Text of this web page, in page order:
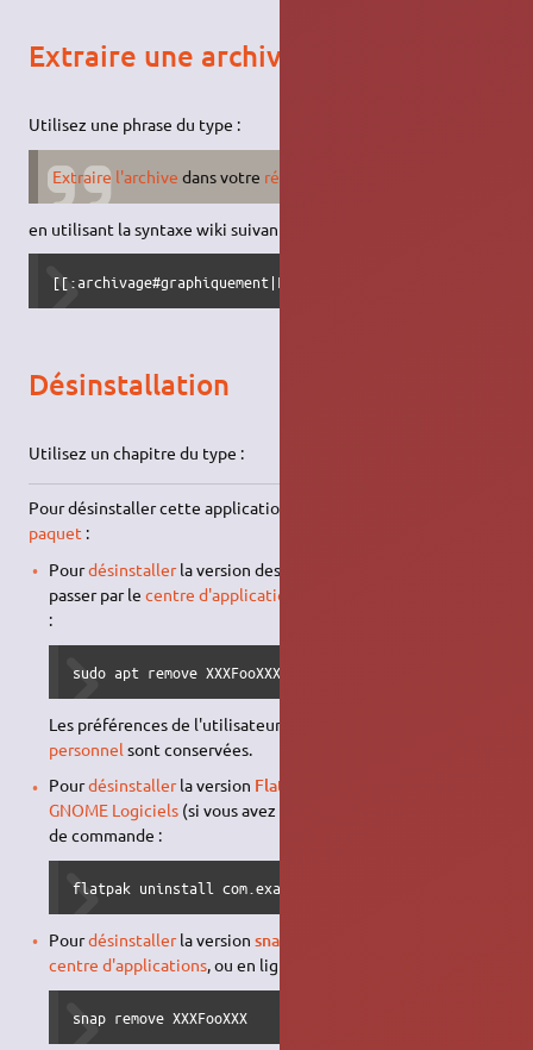
Extraire une archive
Utilisez une phrase du type :
Extraire l'archive dans votre répertoire personnel
en utilisant la syntaxe wiki suivante :
[[:archivage#graphiquement|Extraire l'archive]] dans
Désinstallation
Utilisez un chapitre du type :
Pour désinstaller cette application, il suffit de
paquet :
Pourdésinstallerla version des
passer par le centre d'applications
:
sudo apt remove XXXFooXXX
Les préférences de l'utilisateur stockées dans son
personnel sont conservées.
Pourdésinstallerla version Flatpak
GNOME Logiciels(si vous avez le
de commande :
flatpak uninstall com.example.XXXFooXXX
Pourdésinstallerla version snap
centre d'applications, ou en ligne de commande :
snap remove XXXFooXXX